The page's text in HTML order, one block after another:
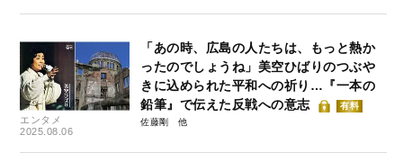
エンタメ
2025.08.06
「あの時、広島の人たちは、もっと熱か
ったのでしょうね」美空ひばりのつぶや
きに込められた平和への祈り…『一本の
鉛筆』で伝えた反戦への意志
有料
佐藤剛